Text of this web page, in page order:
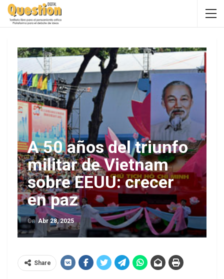
A 50 años del triunfo
militar de Vietnam
sobre EEUU: crecer
en paz
On Abr 28, 2025
Share